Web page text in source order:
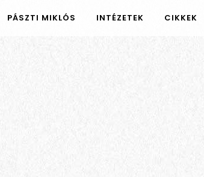
PÁSZTI MIKLÓS INTÉZETEK CIKKEK